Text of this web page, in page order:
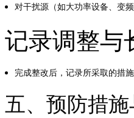
对干扰源（如大功率设备、变
记录调整与
完成整改后，记录所采取的措
五、预防措